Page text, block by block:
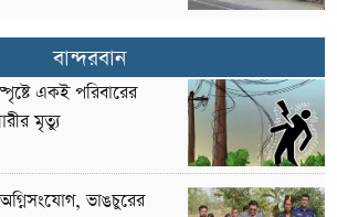
বান্দরবান
একই পরিবারের
মৃত্যু
ভাঙচুরের